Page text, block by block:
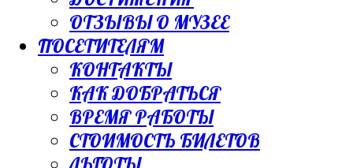
ОТЗЫВЫ О МУЗЕЕ
ПОСЕТИТЕЛЯМ
КОНТАКТЫ
КАК ДОБРАТЬСЯ
ВРЕМЯ РАБОТЫ
СТОИМОСТЬ БИЛЕТОВ